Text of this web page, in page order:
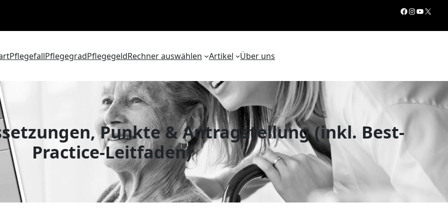
Facebook InstagramYouTube X
PflegefallPflegegradPflegegeldRechner auswählen Artikel Über uns
Punkte & Antragstellung (inkl. Best-
Practice-Leitfaden)